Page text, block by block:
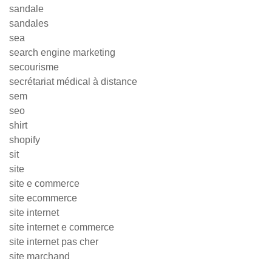
sandale
sandales
sea
search engine marketing
secourisme
secrétariat médical à distance
sem
seo
shirt
shopify
sit
site
site e commerce
site ecommerce
site internet
site internet e commerce
site internet pas cher
site marchand